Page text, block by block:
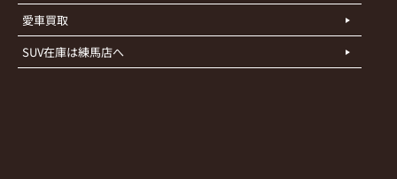
愛車買取
SUV在庫は練馬店へ